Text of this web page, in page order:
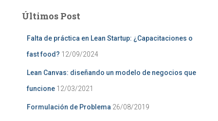
r
Últimos Post
Falta de práctica en Lean Startup: ¿Capacitaciones o
fast food? 12/09/2024
Lean Canvas: diseñando un modelo de negocios que
funcione 12/03/2021
Formulación de Problema 26/08/2019